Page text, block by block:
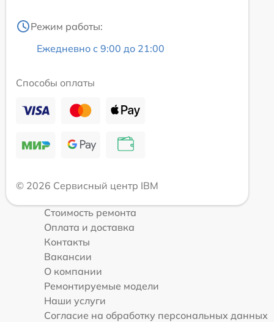
Режим работы:
Ежедневно с 9:00 до 21:00
Способы оплаты
© 2026 Сервисный центр IBM
Стоимость ремонта
Оплата и доставка
Контакты
Вакансии
О компании
Ремонтируемые модели
Наши услуги
Согласие на обработку персональных данных